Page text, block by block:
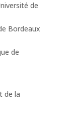
de
Bordeaux
de
de la